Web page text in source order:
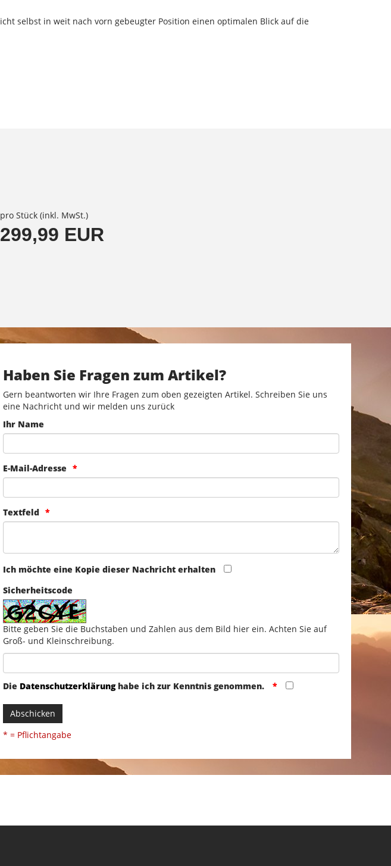
selbst in weit nach vorn gebeugter Position einen optimalen Blick auf die
pro Stück (inkl. MwSt.)
299,99 EUR
Haben Sie Fragen zum Artikel?
Gern beantworten wir Ihre Fragen zum oben gezeigten Artikel. Schreiben Sie uns
eine Nachricht und wir melden uns zurück
Ihr Name
E-Mail-Adresse
Textfeld
Ich möchte eine Kopie dieser Nachricht erhalten
Sicherheitscode
Bitte geben Sie die Buchstaben und Zahlen aus dem Bild hier ein. Achten Sie auf
Groß- und Kleinschreibung.
Die Datenschutzerklärunghabe ich zur Kenntnis genommen.
Abschicken
* = Pflichtangabe